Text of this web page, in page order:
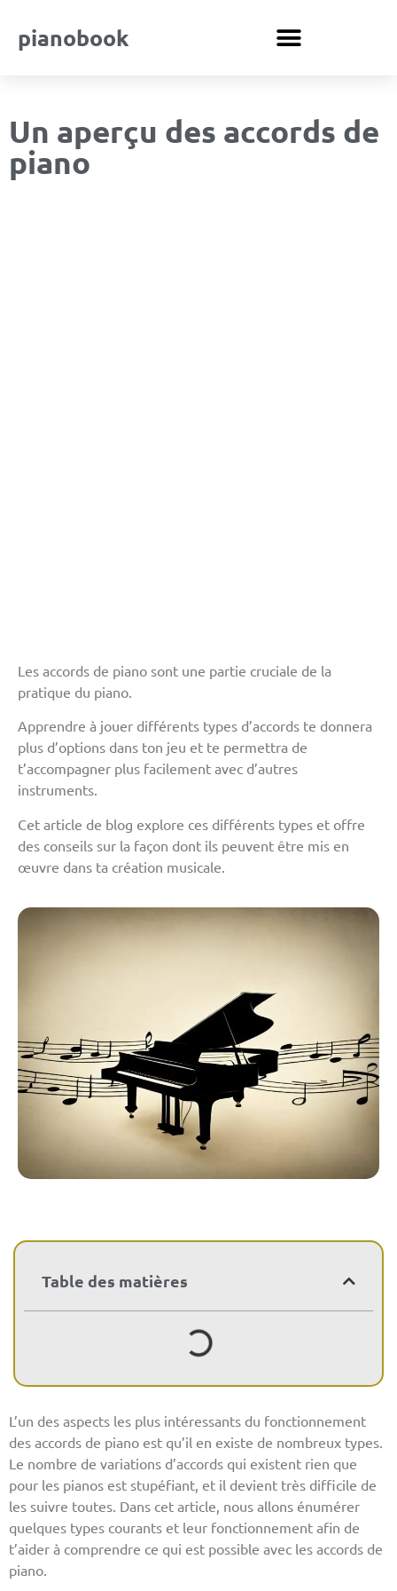
pianobook
Un aperçu des accords de
piano
Les accords de piano sont une partie cruciale de la
pratique du piano.
Apprendre à jouer différents types d’accords te donnera
plus d’options dans ton jeu et te permettra de
t’accompagner plus facilement avec d’autres
instruments.
Cet article de blog explore ces différents types et offre
des conseils sur la façon dont ils peuvent être mis en
œuvre dans ta création musicale.
Table des matières
L’un des aspects les plus intéressants du fonctionnement
des accords de piano est qu’il en existe de nombreux types.
Le nombre de variations d’accords qui existent rien que
pour les pianos est stupéfiant, et il devient très difficile de
les suivre toutes. Dans cet article, nous allons énumérer
quelques types courants et leur fonctionnement afin de
t’aider à comprendre ce qui est possible avec les accords de
piano.